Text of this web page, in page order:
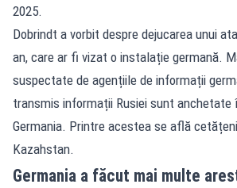
2025.
Dobrindt a vorbit despre dejucarea unui
an, care ar fi vizat o instalație germană.
suspectate de agențiile de informații
transmis informații Rusiei sunt anchetate
Germania. Printre acestea se află
Kazahstan.
Germania a făcut mai multe